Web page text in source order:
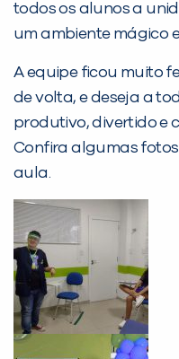
todos os alunos a
um ambiente mágico
A equipe ficou muito
de volta, e deseja a
produtivo, divertido e
Confira algumas
aula.
Não
inFlux nesta
Preencha com
já vamos te